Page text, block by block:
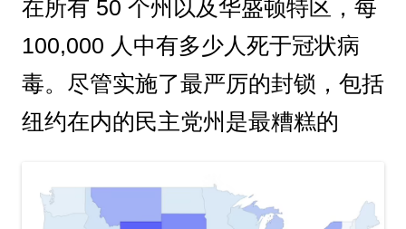
在所有 50 个州以及华盛顿特区，每
100,000 人中有多少人死于冠状病
毒。尽管实施了最严厉的封锁，包括
纽约在内的民主党州是最糟糕的